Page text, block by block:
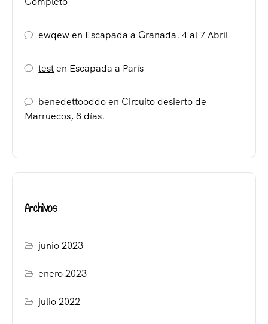
ewqewen Escapada a Granada. 4 al 7 Abril
testen Escapada a París
benedettooddoen Circuito desierto de
Marruecos, 8 días.
Archivos
junio 2023
enero 2023
julio 2022